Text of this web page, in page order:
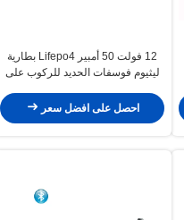
12 فولت 50 أمبير Lifepo4 بطارية
ليثيوم فوسفات الحديد للركوب على
احصل على افضل سعر